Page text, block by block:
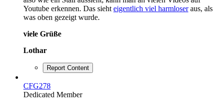
Youtube erkennen. Das sieht eigentlich viel harmloseraus, als
was oben gezeigt wurde.
viele Grüße
Lothar
Report Content
CFG278
Dedicated Member